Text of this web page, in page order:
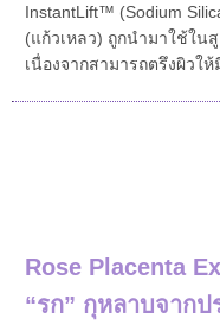
InstantLift™ (Sodium
(แก้วเหลว) ถูกนำมาใช้ใน
เนื่องจากสามารถตรึงผิวให้
Rose Placenta
“รก” กุหลาบจาก